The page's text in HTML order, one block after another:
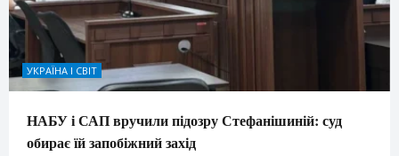
УКРАЇНА І СВІТ
НАБУ і САП вручили підозру Стефанішиній: суд
обирає їй запобіжний захід